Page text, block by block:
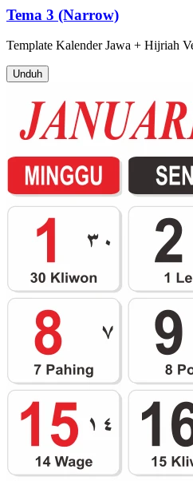
Tema 3 (Narrow)
Template Kalender Jawa + Hijriah
Unduh